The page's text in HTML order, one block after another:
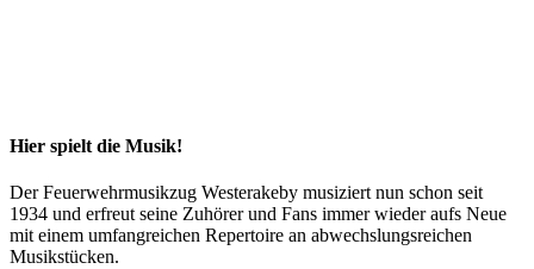
Hier spielt die Musik!
Der Feuerwehrmusikzug Westerakeby musiziert nun schon seit
1934 und erfreut seine Zuhörer und Fans immer wieder aufs Neue
mit einem umfangreichen Repertoire an abwechslungsreichen
Musikstücken.